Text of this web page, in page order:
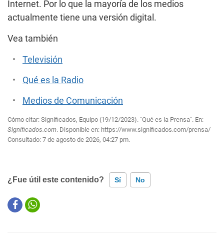
Internet. Por lo que la mayoría de los medios
actualmente tiene una versión digital.
Vea también
Televisión
Qué es la Radio
Medios de Comunicación
Cómo citar: Significados, Equipo (19/12/2023). "Qué es la Prensa". En:
Significados.com. Disponible en: https://www.significados.com/prensa/
Consultado: 7 de agosto de 2026, 04:27 pm.
¿Fue útil este contenido? Sí No
Este contenido contiene información incorrecta